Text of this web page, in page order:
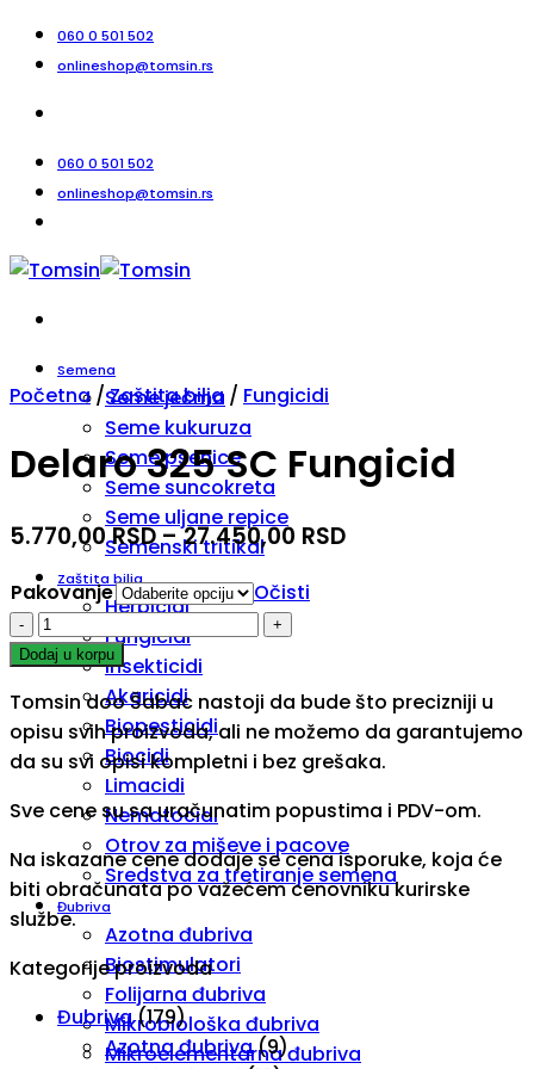
Прескочи060 0 501 502
onlineshop@tomsin.rs
060 0 501 502
onlineshop@tomsin.rs
Semena
Seme ječma
Seme kukuruza
Seme pšenice
Seme suncokreta
Seme uljane repice
Semenski tritikal
Zaštita bilja
Herbicidi
Fungicidi
Insekticidi
Akaricidi
Biopesticidi
Biocidi
Limacidi
Nematocidi
Otrov za miševe i pacove
Sredstva za tretiranje semena
Đubriva
Azotna đubriva
Biostimulatori
Folijarna đubriva
Mikrobiološka đubriva
Mikroelementarna đubriva
Početna / Zaštita bilja / Fungicidi
Delaro 325 SC Fungicid
5.770,00RSD–27.450,00 RSD
Pakovanje
Očisti
Delaro
325
Fungicid
količina
Dodaj u korpu
Tomsin doo Šabac nastoji da bude što precizniji u
opisu svih proizvoda, ali ne možemo da garantujemo
da su svi opisi kompletni i bez grešaka.
Sve cene su sa uračunatim popustima i PDV-om.
Na iskazane cene dodaje se cena isporuke, koja će
biti obračunata po važećem cenovniku kurirske
službe.
Kategorije proizvoda
Đubriva (179)
Azotna đubriva (9)